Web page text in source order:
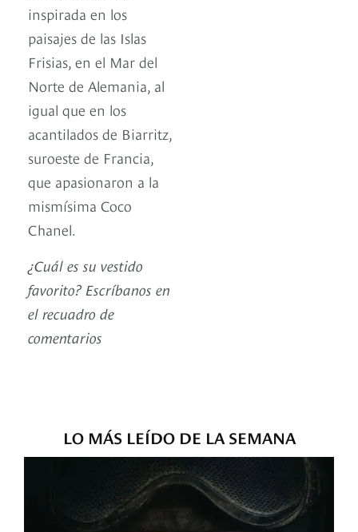
inspirada en los
paisajes de las Islas
Frisias, en el Mar del
Norte de Alemania, al
igual que en los
acantilados de Biarritz,
suroeste de Francia,
que apasionaron a la
mismísima Coco
Chanel.
¿Cuál es su vestido
favorito? Escríbanos en
el recuadro de
comentarios
LO MÁS LEÍDO DE LA SEMANA